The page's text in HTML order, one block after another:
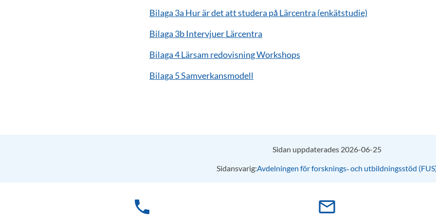
Bilaga 3a Hur är det att studera på Lärcentra (enkätstudie)
Bilaga 3b Intervjuer Lärcentra
Bilaga 4 Lärsam redovisning Workshops
Bilaga 5 Samverkansmodell
Sidan uppdaterades 2026-06-25
Sidansvarig:Avdelningen för forsknings‑ och utbildningsstöd
phone mail_outline